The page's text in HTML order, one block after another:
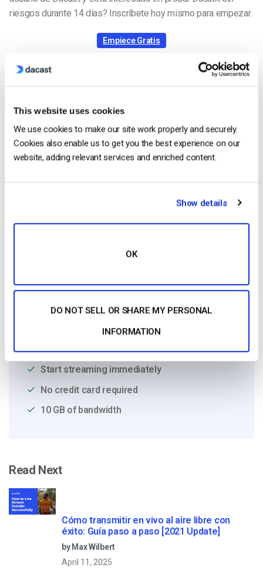
This website uses cookies
We use cookies to make our site work properly and securely.
Cookies also enable us to get you the best experience on our
website, adding relevant services and enriched content.
Show details
OK
DO NOT SELL OR SHARE MY PERSONAL
INFORMATION
riesgos durante 14 días? Inscríbete hoy mismo para empezar.
Empiece Gratis
Harmonie Duhamel
Harmonie is a Senior digital marketer with
over 6 years in the Tech Industry. She has
and loves to work in multilingual
Free 14-Day Trial
Get Started!
Start streaming immediately
No credit card required
10 GB of bandwidth
Read Next
Cómo transmitir en vivo al aire libre con
éxito: Guía paso a paso [2021 Update]
by Max Wilbert
April 11, 2025